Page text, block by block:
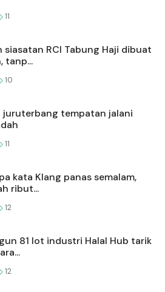
11
RCI Tabung Haji dibuat
tanp...
10
juruterbang tempatan jalani
11
kata Klang panas semalam,
ribut...
12
81 lot industri Halal Hub tarik
12